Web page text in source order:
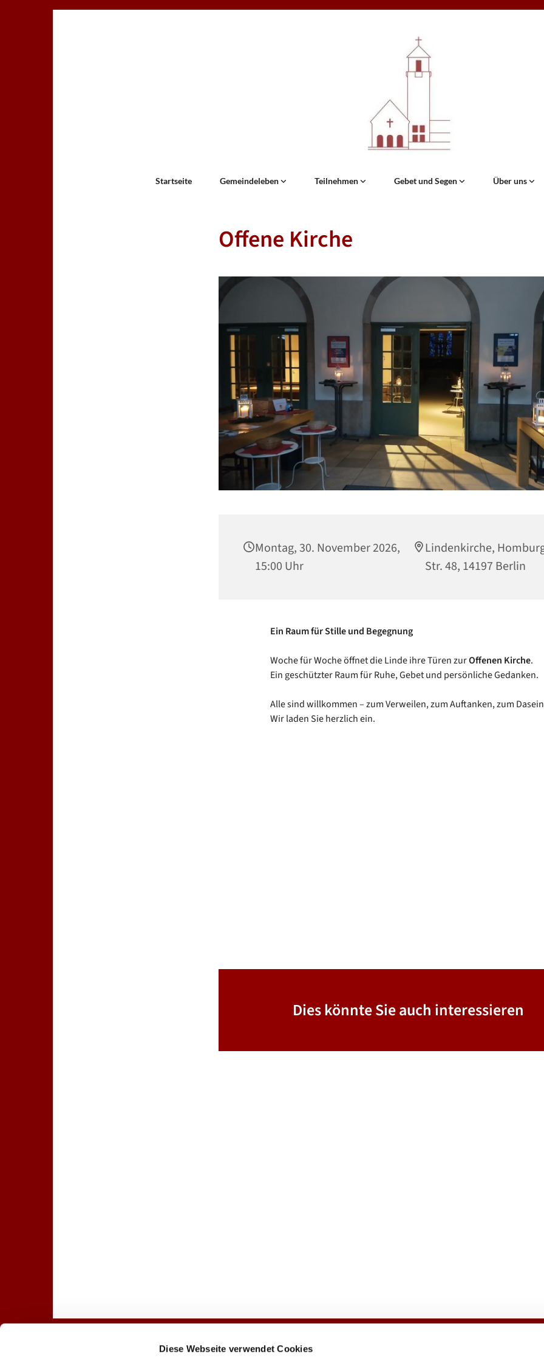
Diese Webseite verwendet Cookies
Startseite Gemeindeleben Teilnehmen Gebet und Segen Über uns
Offene Kirche
Montag, 30. November 2026,
15:00 Uhr
Lindenkirche,
Str. 48, 14197 Berlin
Ein Raum für Stille und Begegnung
Woche für Woche öffnet die Linde ihre Türen zurOffenen Kirche.
Ein geschützter Raum für Ruhe, Gebet und persönliche Gedanken.
Alle sind willkommen – zum Verweilen, zum Auftanken, zum
Wir laden Sie herzlich ein.
Dies könnte Sie auch interessieren
Gottesdienste